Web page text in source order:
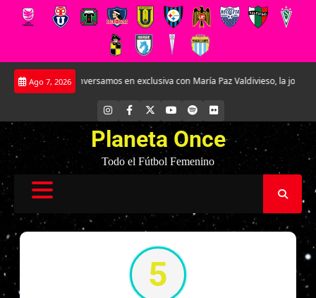
Saltar
Ago 7, 2026
femenino Conversamos en exclusiva con María Paz Valdivieso, la joven
INSTAGRAM
FACEBOOK YOUTUBE
SPOTIFYFLICKR
Planeta Once
Todo el Fútbol Femenino
5